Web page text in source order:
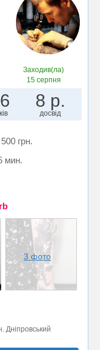
Заходив(ла)
15 серпня
8 р.
досвід
500 грн.
мин.
3 фото
Дніпровський